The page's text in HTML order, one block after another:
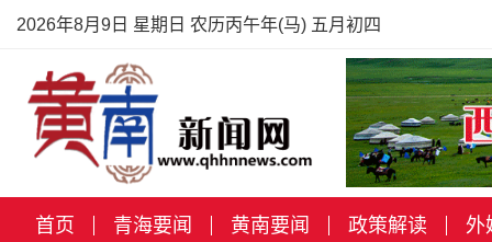
2026年8月9日 星期日 农历丙午年(马) 五月初四
首页 青海要闻 黄南要闻 政策解读 外